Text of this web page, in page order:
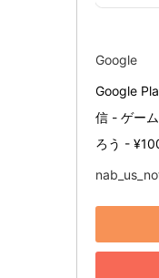
Google
Google
信 - ゲー
ろう -